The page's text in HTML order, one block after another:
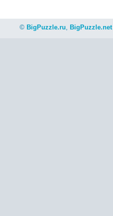
© BigPuzzle.ru, BigPuzzle.net